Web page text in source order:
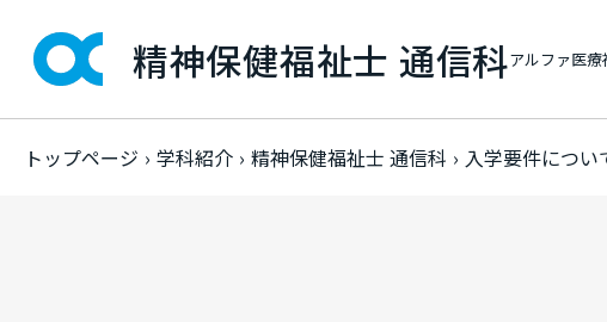
精神保健福祉士 通信科アルファ医
トップページ › 学科紹介 › 精神保健福祉士 通信科 › 入学要件につい